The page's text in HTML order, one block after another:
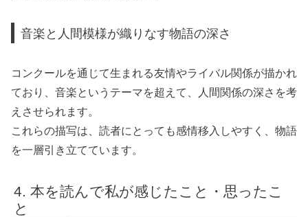
音楽と人間模様が織りなす物語の深さ
コンクールを通じて生まれる友情やライバル関係が描かれ
ており、音楽というテーマを超えて、人間関係の深さを考
えさせられます。
これらの描写は、読者にとっても感情移入しやすく、物語
を一層引き立てています。
本を読んで私が感じたこと・思ったこ
と